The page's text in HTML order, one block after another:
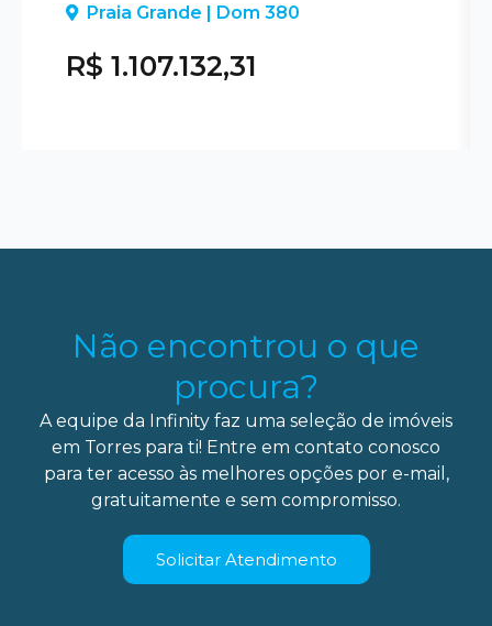
Praia Grande | Dom 380
R$ 1.107.132,31
Não encontrou o que
procura?
A equipe da Infinity faz uma seleção de imóveis
em Torres para ti! Entre em contato conosco
para ter acesso às melhores opções por e-mail,
gratuitamente e sem compromisso.
Solicitar Atendimento